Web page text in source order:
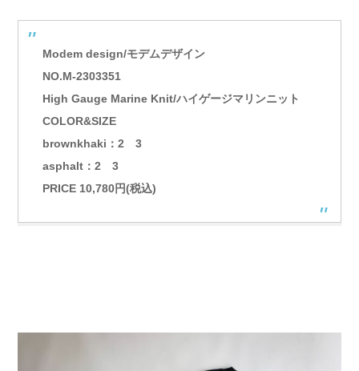
Modem design/モデムデザイン
NO.M-2303351
High Gauge Marine Knit/ハイゲージマリンニット
COLOR&SIZE
brownkhaki：2 3
asphalt：2 3
PRICE 10,780円(税込)